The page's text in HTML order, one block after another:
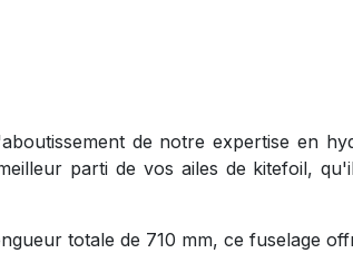
de notre expertise en
parti de vos ailes de kitefoil,
totale de 710 mm, ce fuselage